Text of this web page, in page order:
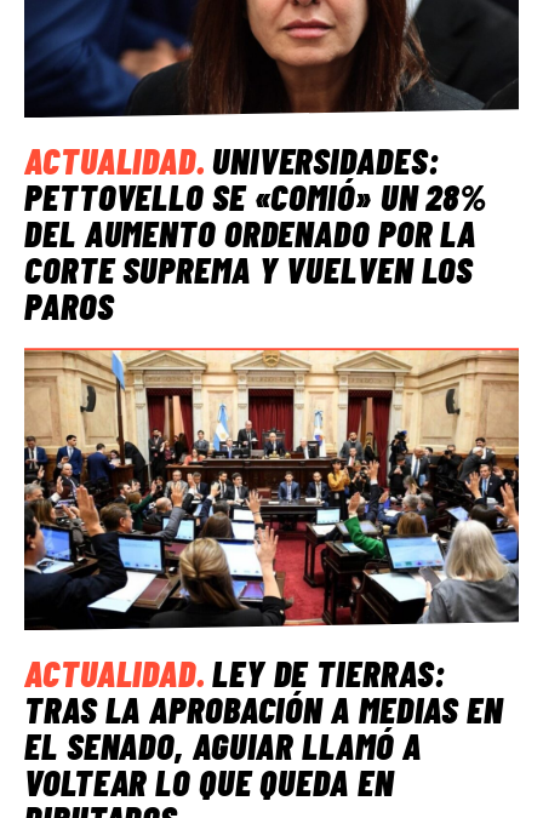
ACTUALIDAD.UNIVERSIDADES:
PETTOVELLO SE «COMIÓ» UN 28%
DEL AUMENTO ORDENADO POR LA
CORTE SUPREMA Y VUELVEN LOS
PAROS
ACTUALIDAD.LEY DE TIERRAS:
TRAS LA APROBACIÓN A MEDIAS EN
EL SENADO, AGUIAR LLAMÓ A
VOLTEAR LO QUE QUEDA EN